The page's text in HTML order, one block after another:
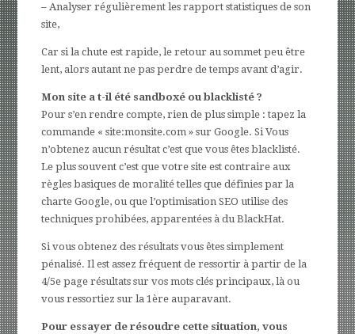
– Analyser régulièrement les rapport statistiques de son
site,
Car si la chute est rapide, le retour au sommet peu être
lent, alors autant ne pas perdre de temps avant d’agir.
Mon site a t-il été sandboxé ou blacklisté ?
Pour s’en rendre compte, rien de plus simple : tapez la
commande « site:monsite.com » sur Google. Si Vous
n’obtenez aucun résultat c’est que vous êtes blacklisté.
Le plus souvent c’est que votre site est contraire aux
règles basiques de moralité telles que définies par la
charte Google, ou que l’optimisation SEO utilise des
techniques prohibées, apparentées à du BlackHat.
Si vous obtenez des résultats vous êtes simplement
pénalisé. Il est assez fréquent de ressortir à partir de la
4/5e page résultats sur vos mots clés principaux, là ou
vous ressortiez sur la 1ère auparavant.
Pour essayer de résoudre cette situation, vous